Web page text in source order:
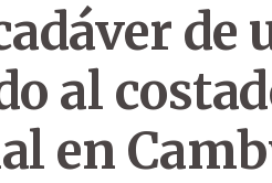
de
al
en